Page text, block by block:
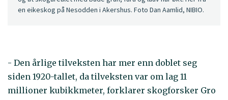
en eikeskog på Nesodden i Akershus. Foto Dan Aamlid, NIBIO.
- Den årlige tilveksten har mer enn doblet seg
siden 1920-tallet, da tilveksten var om lag 11
millioner kubikkmeter, forklarer skogforsker Gro